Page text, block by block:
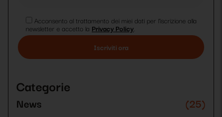
Acconsento al trattamento dei miei dati per l’iscrizione alla
newsletter e accetto la Privacy Policy.
lasciare
questo
campo.
Categorie
News (25)